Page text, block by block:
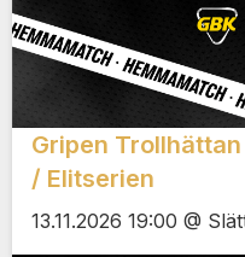
Gripen
/ Elitserien
13.11.2026 19:00 @